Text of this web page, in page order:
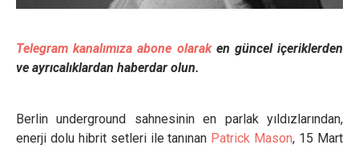
Telegram kanalımıza abone olaraken güncel içeriklerden
ve ayrıcalıklardan haberdar olun.
Berlin underground sahnesinin en parlak yıldızlarından,
enerji dolu hibrit setleri ile tanınan Patrick Mason, 15 Mart